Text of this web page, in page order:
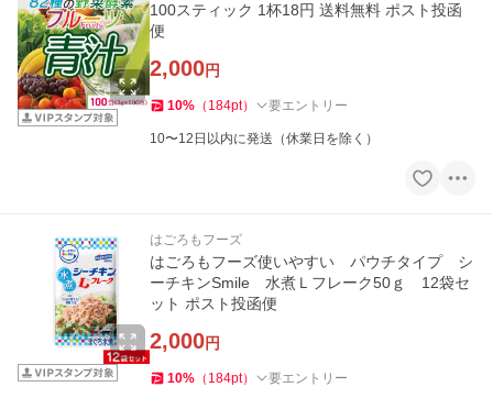
100スティック 1杯18円 送料無料 ポスト投函
便
2,000円
10% （ 184pt） 要エントリー
10〜12日以内に発送（休業日を除く）
はごろもフーズ
はごろもフーズ使いやすい パウチタイプ シ
ーチキンSmile 水煮Ｌフレーク50ｇ 12袋セ
ット ポスト投函便
2,000円
10% （ 184pt） 要エントリー